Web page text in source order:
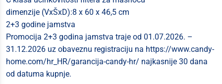
dimenzije (VxŠxD):8 x 60 x 46,5 cm
2+3 godine jamstva
Promocija 2+3 godina jamstva traje od 01.07.2026. –
31.12.2026 uz obaveznu registraciju na https://www.candy-
home.com/hr_HR/garancija-candy-hr/ najkasnije 30 dana
od datuma kupnje.